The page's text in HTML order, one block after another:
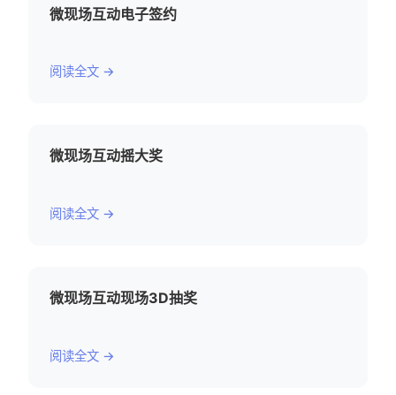
微现场互动电子签约
阅读全文 →
微现场互动摇大奖
阅读全文 →
微现场互动现场3D抽奖
阅读全文 →